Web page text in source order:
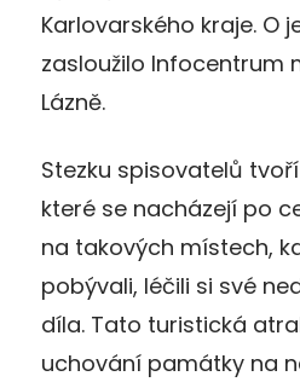
Karlovarského kraje. O
zasloužilo Infocentrum
Lázně.
Stezku spisovatelů tvoří
které se nacházejí po
na takových místech,
pobývali, léčili si své
díla. Tato turistická
uchování památky na